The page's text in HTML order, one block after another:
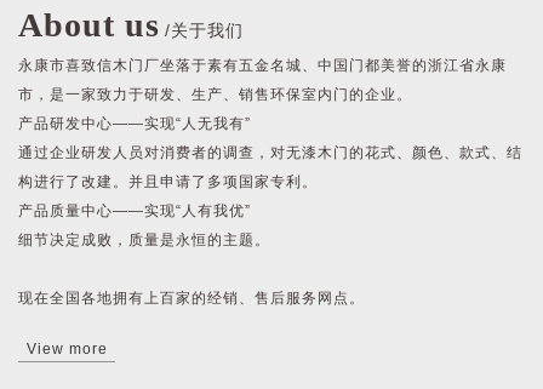
About us /关于我们
永康市喜致信木门厂坐落于素有五金名城、中国门都美誉的浙江省永康
市，是一家致力于研发、生产、销售环保室内门的企业。
产品研发中心——实现“人无我有”
通过企业研发人员对消费者的调查，对无漆木门的花式、颜色、款式、结
构进行了改建。并且申请了多项国家专利。
产品质量中心——实现“人有我优”
细节决定成败，质量是永恒的主题。
现在全国各地拥有上百家的经销、售后服务网点。
View more